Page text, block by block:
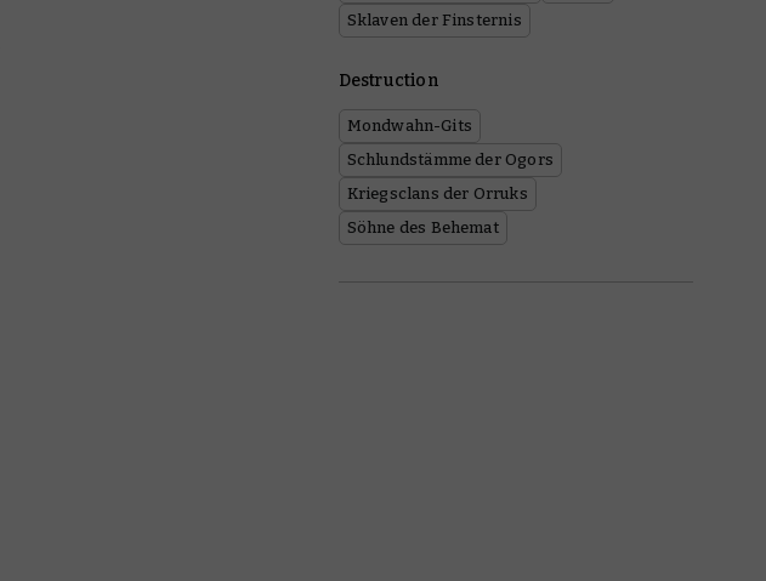
Sklaven der Finsternis
Destruction
Mondwahn-Gits
Schlundstämme der Ogors
Kriegsclans der Orruks
Söhne des Behemat